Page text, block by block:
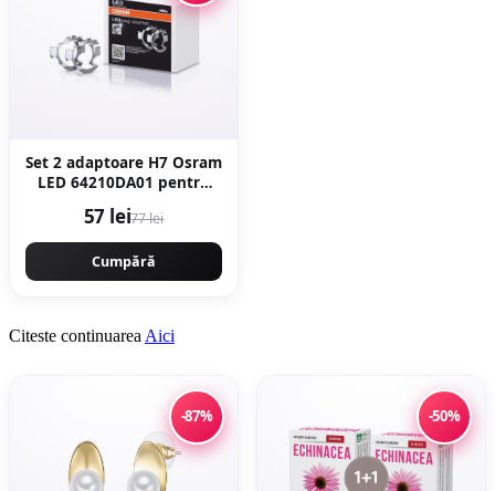
Set 2 adaptoare H7 Osram
LED 64210DA01 pentru
Skoda, VW
57 lei77 lei
Cumpără
Citeste continuarea Aici
-87% -50%